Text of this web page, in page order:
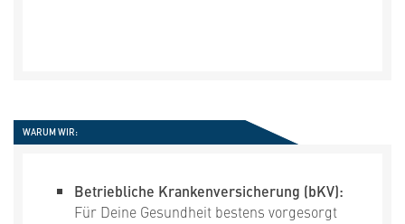
WARUM WIR:
Betriebliche Krankenversicherung (bKV):
Für Deine Gesundheit bestens vorgesorgt